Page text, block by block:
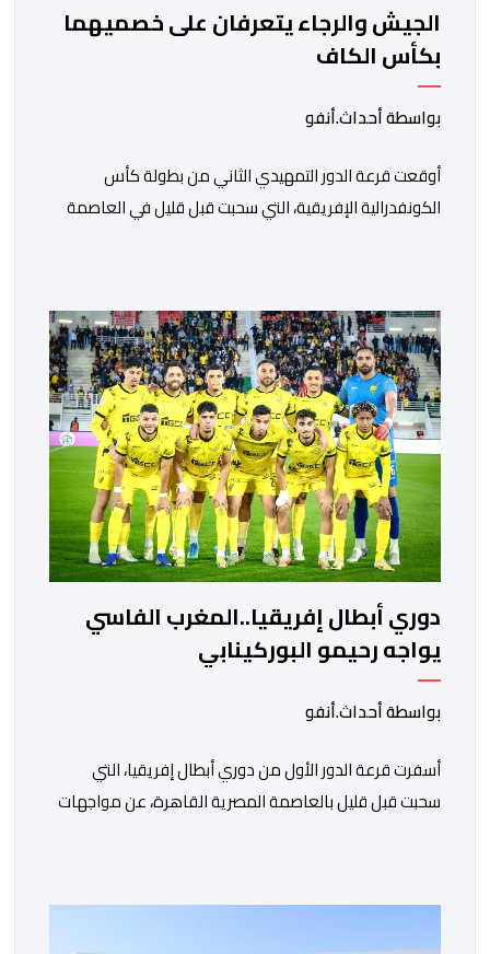
الجيش والرجاء يتعرفان على خصميهما
بكأس الكاف
بواسطة أحداث.أنفو
أوقعت قرعة الدور التمهيدي الثاني من بطولة كأس
الكونفدرالية الإفريقية، التي سحبت قبل قليل في العاصمة
ووسط القارة. ​وسيكون نادي الرجاء الرياضي على موعد مع
مواجهة المتأهل من المباراة التي تجمع بين إيل كانيمي
واريورز النيجيري ونادي أوديب ممثل […]
دوري أبطال إفريقيا..المغرب الفاسي
يواجه رحيمو البوركينابي
بواسطة أحداث.أنفو
أسفرت قرعة الدور الأول من دوري أبطال إفريقيا، التي
سحبت قبل قليل بالعاصمة المصرية القاهرة، عن مواجهات
نهضة بركان على موعد في هذا الدور مع الفائز من المباراة